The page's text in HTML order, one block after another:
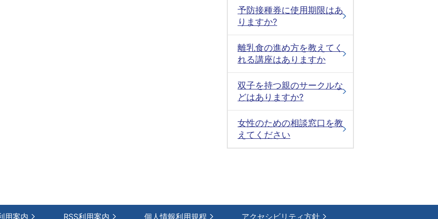
予防接種券に使用期限はあ
りますか?
離乳食の進め方を教えてく
れる講座はありますか
双子を持つ親のサークルな
どはありますか?
女性のための相談窓口を教
えてください
用案内 RSS利用案内 個人情報利用規程 アクセシビリティ方針